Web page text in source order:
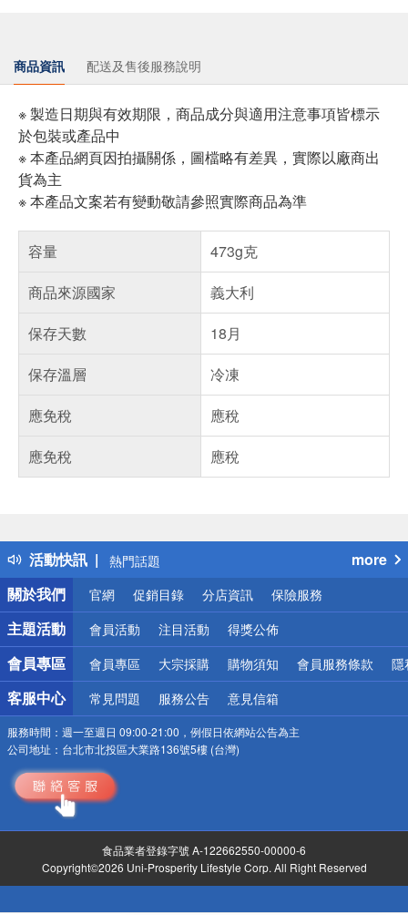
商品資訊 配送及售後服務說明
※ 製造日期與有效期限，商品成分與適用注意事項皆標示
於包裝或產品中
※ 本產品網頁因拍攝關係，圖檔略有差異，實際以廠商出
貨為主
※ 本產品文案若有變動敬請參照實際商品為準
容量
473g克
商品來源國家
義大利
保存天數
18月
保存溫層
冷凍
應免稅
應稅
應免稅
應稅
活動快訊
得獎公告
熱門話題
銀行優惠
偏遠地區配送
詐騙網頁！請小心！
more
關於我們
官網 促銷目錄 分店資訊 保險服務
主題活動 會員活動 注目活動 得獎公佈
會員專區 會員專區 大宗採購 購物須知 會員服務條款 隱
客服中心 常見問題 服務公告 意見信箱
服務時間： 週一至週日 09:00-21:00，例假日依網站公告為主
公司地址： 台北市北投區大業路136號5樓 (台灣)
食品業者登錄字號 A-122662550-00000-6
Copyright©2026 Uni-Prosperity Lifestyle Corp. All Right Reserved